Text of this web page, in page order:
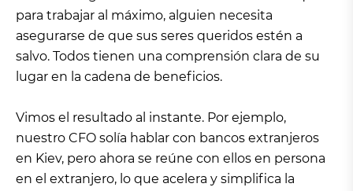
para trabajar al máximo, alguien necesita
asegurarse de que sus seres queridos estén a
salvo. Todos tienen una comprensión clara de su
lugar en la cadena de beneficios.
Vimos el resultado al instante. Por ejemplo,
nuestro CFO solía hablar con bancos extranjeros
en Kiev, pero ahora se reúne con ellos en persona
en el extranjero, lo que acelera y simplifica la